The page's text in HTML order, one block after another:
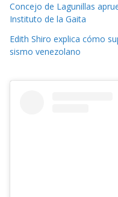
Concejo de Lagunillas
Instituto de la Gaita
Edith Shiro explica cómo
sismo venezolano